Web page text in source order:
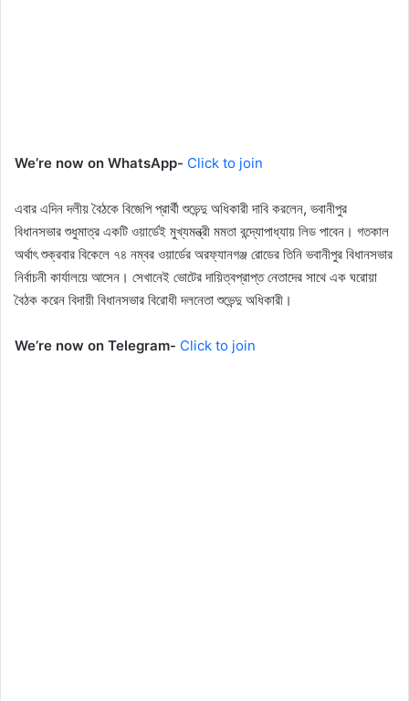
We’re now on WhatsApp- Click to join
এবার এদিন দলীয় বৈঠকে বিজেপি প্রার্থী শুভেন্দু অধিকারী দাবি করলেন, ভবানীপুর
বিধানসভার শুধুমাত্র একটি ওয়ার্ডেই মুখ্যমন্ত্রী মমতা বন্দ্যোপাধ্যায় লিড পাবেন। গতকাল
অর্থাৎ শুক্রবার বিকেলে ৭৪ নম্বর ওয়ার্ডের অরফ্যানগঞ্জ রোডের তিনি ভবানীপুর বিধানসভার
নির্বাচনী কার্যালয়ে আসেন। সেখানেই ভোটের দায়িত্বপ্রাপ্ত নেতাদের সাথে এক ঘরোয়া
বৈঠক করেন বিদায়ী বিধানসভার বিরোধী দলনেতা শুভেন্দু অধিকারী।
We’re now on Telegram- Click to join